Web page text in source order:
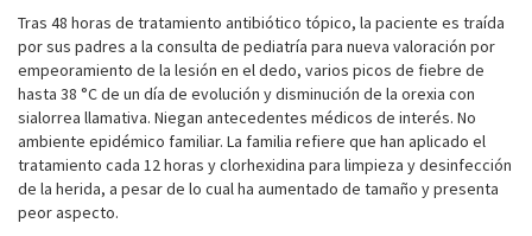
Tras 48 horas de tratamiento antibiótico tópico, la paciente es traída
por sus padres a la consulta de pediatría para nueva valoración por
empeoramiento de la lesión en el dedo, varios picos de fiebre de
hasta 38 °C de un día de evolución y disminución de la orexia con
sialorrea llamativa. Niegan antecedentes médicos de interés. No
ambiente epidémico familiar. La familia refiere que han aplicado el
tratamiento cada 12 horas y clorhexidina para limpieza y desinfección
de la herida, a pesar de lo cual ha aumentado de tamaño y presenta
peor aspecto.